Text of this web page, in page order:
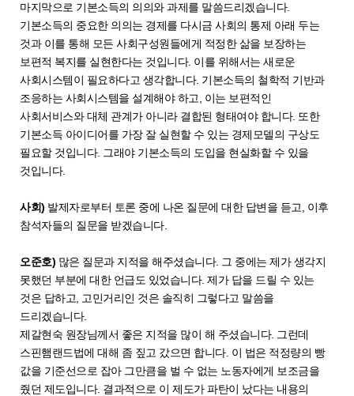
마지막으로 기본소득의 의의와 과제를 말씀드리겠습니다.
기본소득의 중요한 의의는 경제를 다시금 사회의 통제 아래 두는
것과 이를 통해 모든 사회구성원들에게 적정한 삶을 보장하는
보편적 복지를 실현한다는 것입니다. 이를 위해서는 새로운
사회시스템이 필요하다고 생각합니다. 기본소득의 철학적 기반과
조응하는 사회시스템을 설계해야 하고, 이는 보편적인
사회서비스와 대체 관계가 아니라 결합된 형태여야 합니다. 또한
기본소득 아이디어를 가장 잘 실현할 수 있는 경제모델의 구상도
필요할 것입니다. 그래야 기본소득의 도입을 현실화할 수 있을
것입니다.
사회) 발제자로부터 토론 중에 나온 질문에 대한 답변을 듣고, 이후
참석자들의 질문을 받겠습니다.
오준호) 많은 질문과 지적을 해주셨습니다. 그 중에는 제가 생각지
못했던 부분에 대한 언급도 있었습니다. 제가 답을 드릴 수 있는
것은 답하고, 고민거리인 것은 솔직히 그렇다고 말씀을
드리겠습니다.
제갈현숙 원장님께서 좋은 지적을 많이 해 주셨습니다. 그런데
스핀햄랜드법에 대해 좀 짚고 갔으면 합니다. 이 법은 적정량의 빵
값을 기준선으로 잡아 그만큼을 벌 수 없는 노동자에게 보조금을
줬던 제도입니다. 결과적으로 이 제도가 파탄이 났다는 내용의